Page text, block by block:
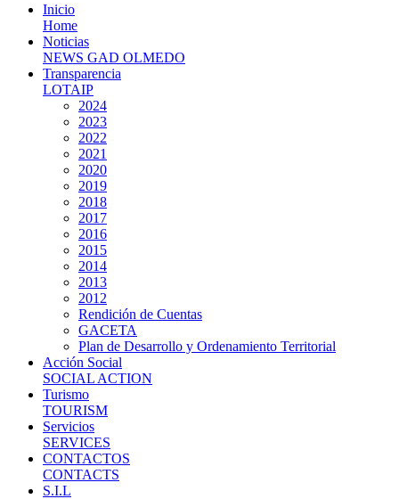
Inicio
Home
Noticias
NEWS GAD OLMEDO
Transparencia
LOTAIP
2024
2023
2022
2021
2020
2019
2018
2017
2016
2015
2014
2013
2012
Rendición de Cuentas
GACETA
Plan de Desarrollo y Ordenamiento Territorial
Acción Social
SOCIAL ACTION
Turismo
TOURISM
Servicios
SERVICES
CONTACTOS
CONTACTS
S.I.L